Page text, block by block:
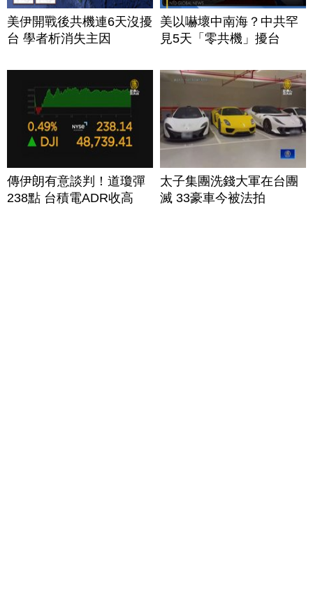
美伊開戰後共機連6天沒擾
台 學者析消失主因
美以嚇壞中南海？中共罕
見5天「零共機」擾台
傳伊朗有意談判！道瓊彈
238點 台積電ADR收高
太子集團洗錢大軍在台團
滅 33豪車今被法拍